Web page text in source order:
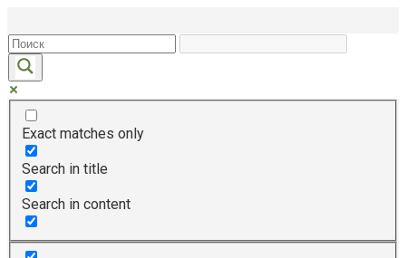
к
контенту
Exact matches only
Search in title
Search in content